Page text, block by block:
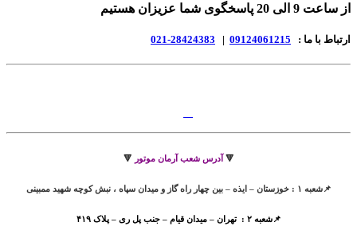
از ساعت 9 الی 20 پاسخگوی شما عزیزان هستیم
ارتباط با ما : 09124061215
|
28424383-021
🔻 آدرس شعب آرمان موتور 🔻
📌شعبه ۱ : خوزستان – ایذه – بین چهار راه گاز و میدان سپاه ، نبش کوچه شهید ممبینی
📌شعبه ۲ : تهران – میدان قیام – جنب پل ری – پلاک ۴۱۹